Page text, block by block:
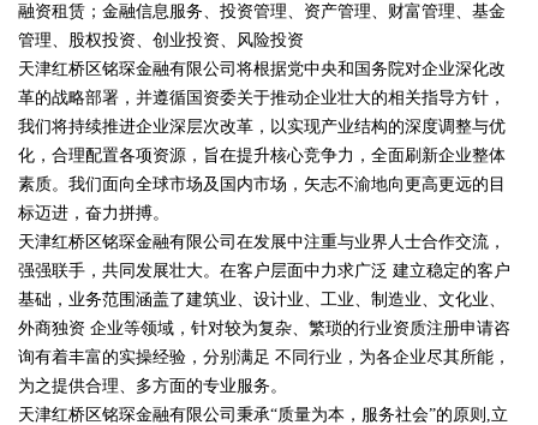
融资租赁；金融信息服务、投资管理、资产管理、财富管理、基金
管理、股权投资、创业投资、风险投资
天津红桥区铭琛金融有限公司将根据党中央和国务院对企业深化改
革的战略部署，并遵循国资委关于推动企业壮大的相关指导方针，
我们将持续推进企业深层次改革，以实现产业结构的深度调整与优
化，合理配置各项资源，旨在提升核心竞争力，全面刷新企业整体
素质。我们面向全球市场及国内市场，矢志不渝地向更高更远的目
标迈进，奋力拼搏。
天津红桥区铭琛金融有限公司在发展中注重与业界人士合作交流，
强强联手，共同发展壮大。在客户层面中力求广泛 建立稳定的客户
基础，业务范围涵盖了建筑业、设计业、工业、制造业、文化业、
外商独资 企业等领域，针对较为复杂、繁琐的行业资质注册申请咨
询有着丰富的实操经验，分别满足 不同行业，为各企业尽其所能，
为之提供合理、多方面的专业服务。
天津红桥区铭琛金融有限公司秉承“质量为本，服务社会”的原则,立